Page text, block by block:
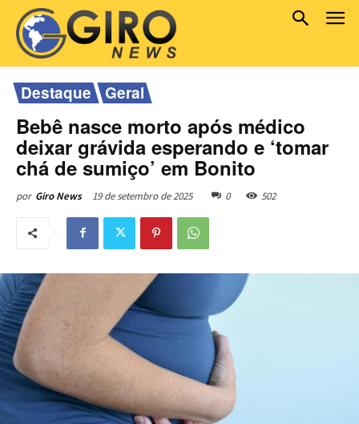
Destaque Geral
Bebê nasce morto após médico
deixar grávida esperando e ‘tomar
chá de sumiço’ em Bonito
por Giro News 19 de setembro de 2025 0 502